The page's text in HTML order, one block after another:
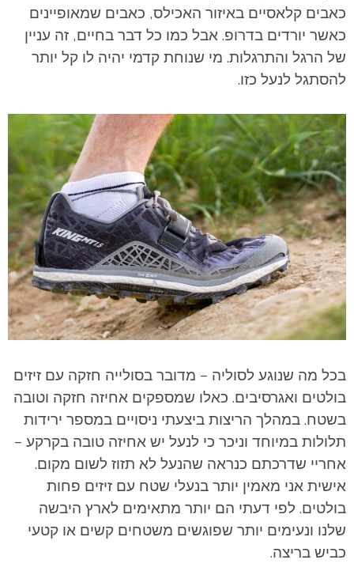
כאבים קלאסיים באיזור האכילס, כאבים שמאופיינים
כאשר יורדים בדרופ. אבל כמו כל דבר בחיים, זה עניין
של הרגל והתרגלות. מי שנוחת קדמי יהיה לו קל יותר
להסתגל לנעל כזו.
בכל מה שנוגע לסוליה – מדובר בסולייה חזקה עם זיזים
בולטים ואגרסיבים. כאלו שמספקים אחיזה חזקה וטובה
בשטח. במהלך הריצות ביצעתי ניסויים במספר ירידות
תלולות במיוחד וניכר כי לנעל יש אחיזה טובה בקרקע –
אחריי שדרכתם כנראה שהנעל לא תזוז לשום מקום.
אישית אני מאמין יותר בנעלי שטח עם זיזים פחות
בולטים. לפי דעתי הם יותר מתאימים לארץ היבשה
שלנו ונעימים יותר שפוגשים משטחים קשים או קטעי
כביש בריצה.